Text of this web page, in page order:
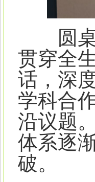
圆桌
贯穿全
话，深
学科合
沿议题
体系逐
破。